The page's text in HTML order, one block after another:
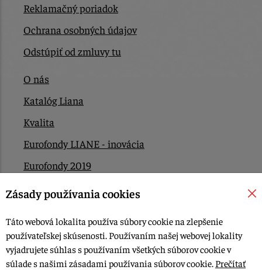
Reklamačný poriadok
Ochrana osobných údajov
Odstúpiť od zmluvy tu
O nás
Katalóg Liana
Kvalita
Eurofondy LIANE - inovácia
Eurofondy 2019
Eurofondy 2022/2023
Kontakt
© 2015-2026, LIANA GOLIAŠ s.r.o. všetky práva vyhradené.
Zásady používania cookies
Táto webová lokalita používa súbory cookie na zlepšenie
používateľskej skúsenosti. Používaním našej webovej lokality
vyjadrujete súhlas s používaním všetkých súborov cookie v
súlade s našimi zásadami používania súborov cookie. Prečítať